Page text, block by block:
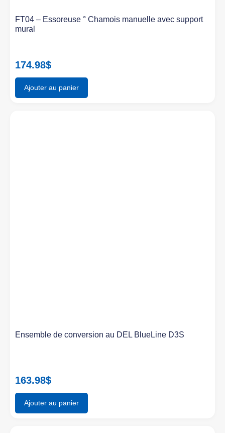
FT04 – Essoreuse ° Chamois manuelle avec support
mural
174.98$
Ajouter au panier
Ensemble de conversion au DEL BlueLine D3S
163.98$
Ajouter au panier